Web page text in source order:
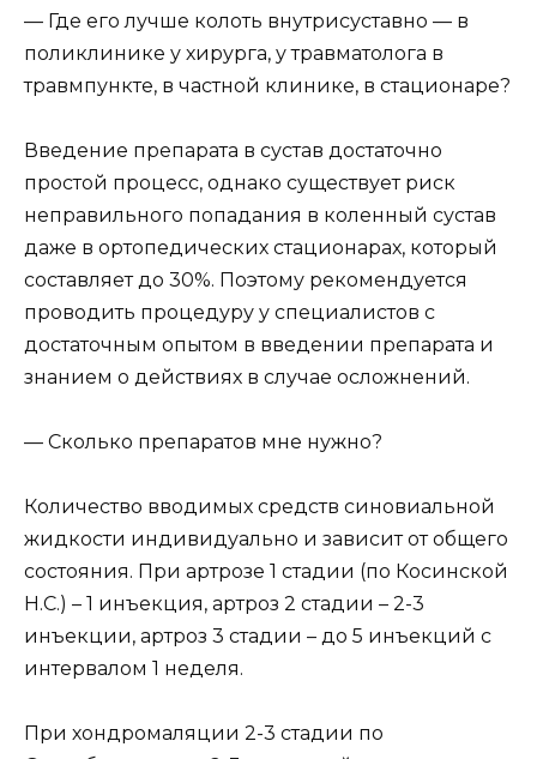
— Где его лучше колоть внутрисуставно — в
поликлинике у хирурга, у травматолога в
травмпункте, в частной клинике, в стационаре?
Введение препарата в сустав достаточно
простой процесс, однако существует риск
неправильного попадания в коленный сустав
даже в ортопедических стационарах, который
составляет до 30%. Поэтому рекомендуется
проводить процедуру у специалистов с
достаточным опытом в введении препарата и
знанием о действиях в случае осложнений.
— Сколько препаратов мне нужно?
Количество вводимых средств синовиальной
жидкости индивидуально и зависит от общего
состояния. При артрозе 1 стадии (по Косинской
Н.С.) – 1 инъекция, артроз 2 стадии – 2-3
инъекции, артроз 3 стадии – до 5 инъекций с
интервалом 1 неделя.
При хондромаляции 2-3 стадии по